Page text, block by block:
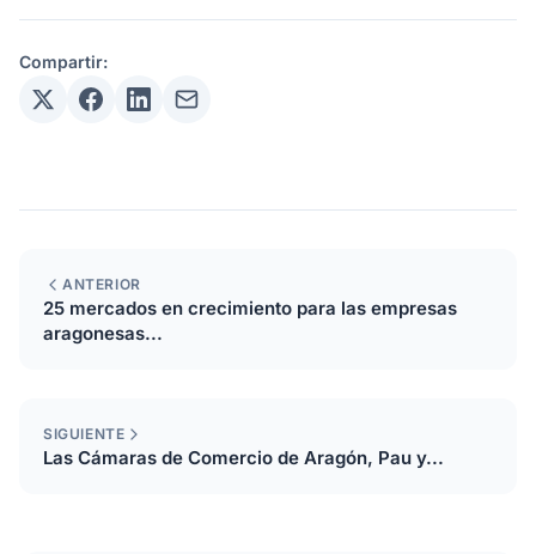
Compartir:
ANTERIOR
25 mercados en crecimiento para las empresas
aragonesas...
SIGUIENTE
Las Cámaras de Comercio de Aragón, Pau y...